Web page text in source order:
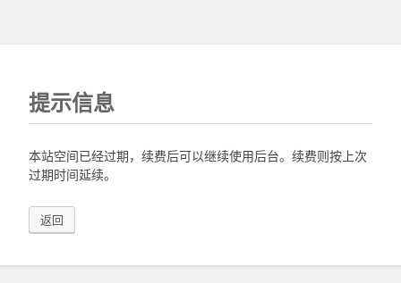
提示信息
本站空间已经过期，续费后可以继续使用后台。续费则按上次
过期时间延续。
返回